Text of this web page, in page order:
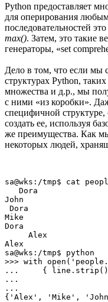
Python предоставляет
для оперирования
последовательностей
max(). Затем, это такие
генераторы, «set
Дело в том, что если мы
структурах Python,
множества и д.р., мы
с ними «из коробки».
специфичной структуре,
создать ее, используя
же преимущества. Как
некоторых людей,
sa@wks:/tmp$ cat
   Dora
John
Dora
Mike
Dora
     Alex
Alex
sa@wks:/tmp$ python
>>> with
...     { line.strip()
...
...
{'Alex', 'Mike',